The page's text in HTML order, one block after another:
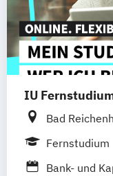
IU
Bad
Kiel
Fernstudium
Bank- und